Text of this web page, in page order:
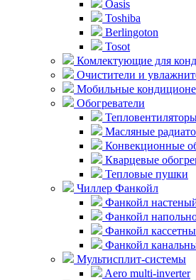
Oasis
Toshiba
Berlingoton
Tosot
Комлектующие для
Очистители и
Мобильные
Обогреватели
Масляные
Конвекционные
Кварцевые
Тепловые пушки
Чиллер Фанкойл
Фанкойл
Фанкойл
Фанкойл
Фанкойл
Мультисплит-системы
Aero multi-inverter